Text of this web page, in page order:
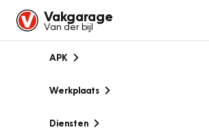
Vakgarage
Van der bijl
APK
Werkplaats
Diensten